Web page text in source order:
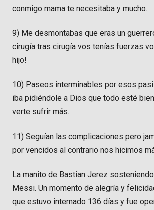
conmigo mama te necesitaba y mucho.
9) Me desmontabas que eras un
cirugía tras cirugía vos tenías fuerzas
hijo!
10) Paseos interminables por esos
iba pidiéndole a Dios que todo esté
verte sufrir más.
11) Seguían las complicaciones pero
por vencidos al contrario nos hicimos
La manito de Bastian Jerez
Messi. Un momento de alegría y
que estuvo internado 136 días y fue